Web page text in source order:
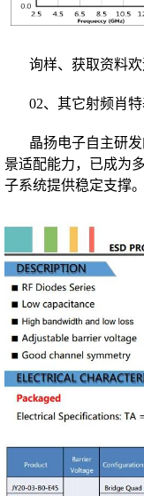
询样、获取资料
02、其它射频肖
晶扬电子自主研
景适配能力，已成为
子系统提供稳定支撑。